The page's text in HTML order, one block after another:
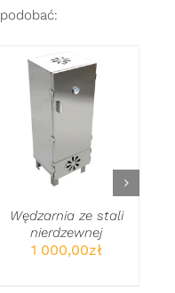
DODAJ DO
KOSZYKA
SZCZEGÓŁY
Wędzarnia ze stali
nierdzewnej
1 000,00zł